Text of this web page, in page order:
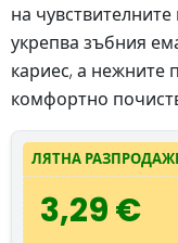
на
укрепва зъбния
кариес, а нежните
комфортно
ЛЯТНА
3,29 €